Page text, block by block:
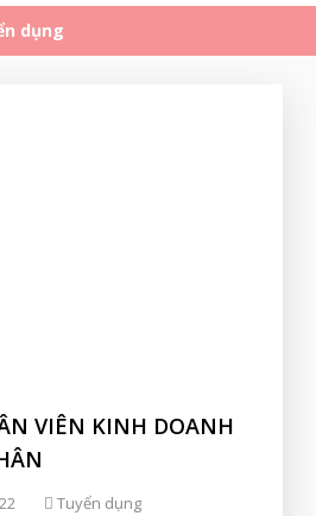
dụng
VIÊN KINH DOANH
Tuyển dụng